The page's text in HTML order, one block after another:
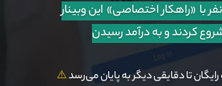
این وبینار
کردند و به درآمد رسیدن
تا دقایقی دیگر به پایان می‌رسد⚠️